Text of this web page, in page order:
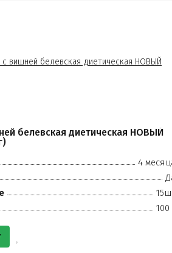
белевская диетическая НОВЫЙ
4
100